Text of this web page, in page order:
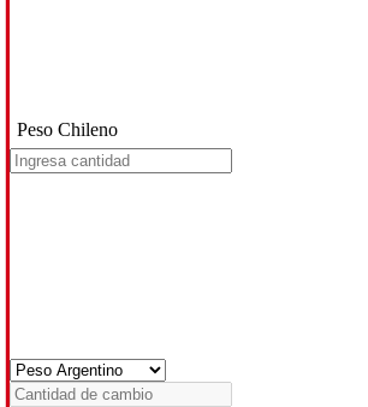
Peso Chileno